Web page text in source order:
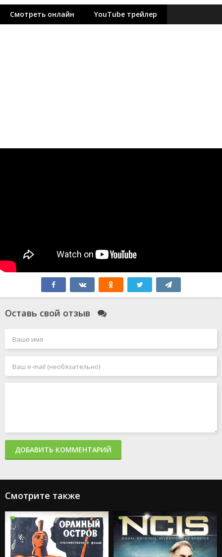
Смотреть онлайн YouTube трейлер
Оставь свой отзыв
ДОБАВИТЬ КОММЕНТАРИЙ
Смотрите также